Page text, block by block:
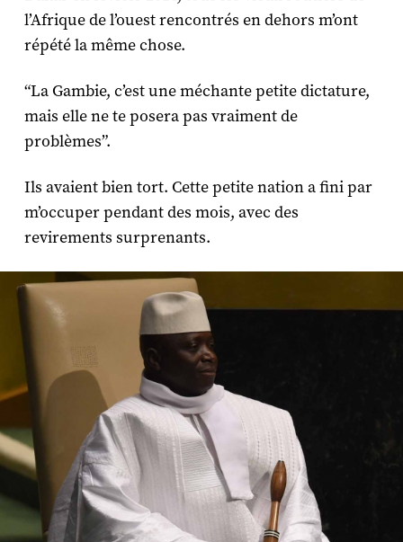
l’Afrique de l’ouest rencontrés en dehors m’ont
répété la même chose.
“La Gambie, c’est une méchante petite dictature,
mais elle ne te posera pas vraiment de
problèmes”.
Ils avaient bien tort. Cette petite nation a fini par
m’occuper pendant des mois, avec des
revirements surprenants.